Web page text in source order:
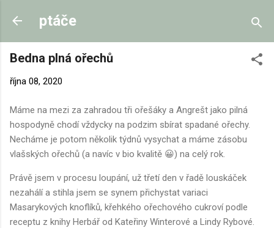
ptáče
Bedna plná ořechů
října 08, 2020
Máme na mezi za zahradou tři ořešáky a Angrešt jako pilná
hospodyně chodí vždycky na podzim sbírat spadané ořechy.
Necháme je potom několik týdnů vysychat a máme zásobu
vlašských ořechů (a navíc v bio kvalitě 😀) na celý rok.
Právě jsem v procesu loupání, už třetí den v řadě louskáček
nezahálí a stihla jsem se synem přichystat variaci
Masarykových knoflíků, křehkého ořechového cukroví podle
receptu z knihy Herbář od Kateřiny Winterové a Lindy Rybové.